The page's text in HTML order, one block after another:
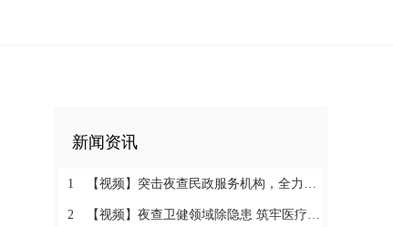
新闻资讯
1 【视频】突击夜查民政服务机构，全力守护特殊群体安全
2 【视频】夜查卫健领域除隐患 筑牢医疗机构消防安全“防火墙”